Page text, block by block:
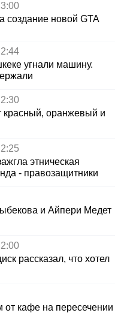
создание новой GTA
угнали машину.
красный, оранжевый и
этническая
- правозащитники
и Айпери Медет
рассказал, что хотел
кафе на пересечении